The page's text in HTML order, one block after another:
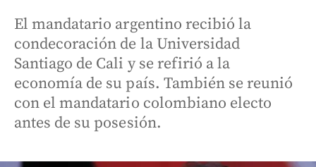
El mandatario argentino recibió la
condecoración de la Universidad
Santiago de Cali y se refirió a la
economía de su país. También se reunió
con el mandatario colombiano electo
antes de su posesión.